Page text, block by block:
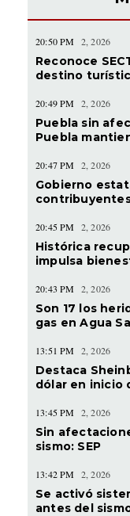
20:50 PM 2, 2026
Reconoce
destino
20:49 PM 2, 2026
Puebla sin
Puebla
20:47 PM 2, 2026
Gobierno
20:45 PM 2, 2026
Histórica
impulsa
20:43 PM 2, 2026
Son 17 los
gas en Agua
13:51 PM 2, 2026
Destaca
dólar en inicio
13:45 PM 2, 2026
Sin
sismo: SEP
13:42 PM 2, 2026
Se activó
antes del